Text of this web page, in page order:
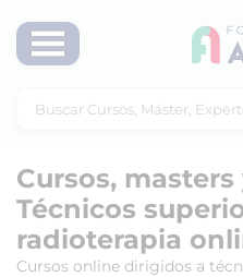
Cursos,
Técnicos
radioterapia
Cursos online dirigidos a